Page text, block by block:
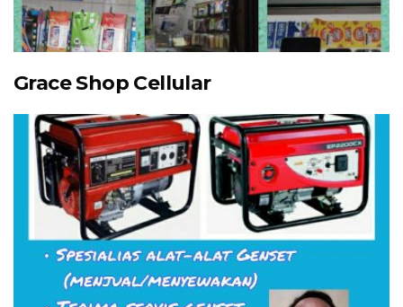
Grace Shop Cellular